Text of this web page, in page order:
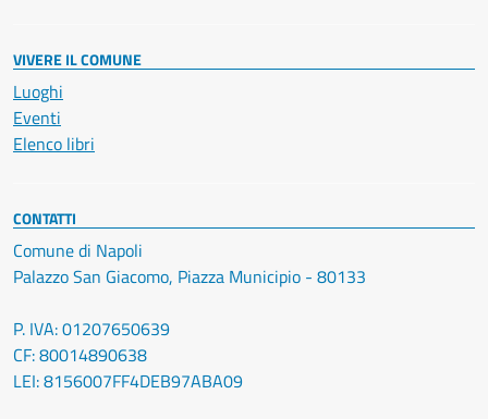
VIVERE IL COMUNE
Luoghi
Eventi
Elenco libri
CONTATTI
Comune di Napoli
Palazzo San Giacomo, Piazza Municipio - 80133
P. IVA: 01207650639
CF: 80014890638
LEI: 8156007FF4DEB97ABA09